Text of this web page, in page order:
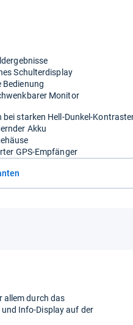
Schulterdisplay
Bedienung
Monitor
bei starken Hell-Dunkel-
Akku
GPS-Empfänger
allem durch das
Info-Display auf der